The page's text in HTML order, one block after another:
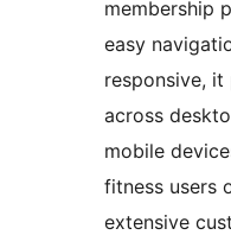
membership
easy
responsive,
across
mobile
fitness users
extensive